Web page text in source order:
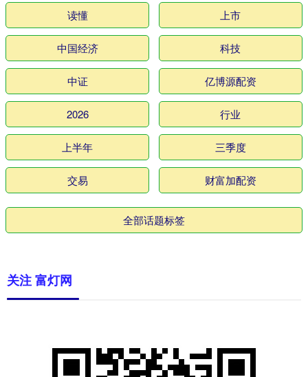
读懂 上市
中国经济 科技
中证 亿博源配资
2026 行业
上半年 三季度
交易 财富加配资
全部话题标签
关注 富灯网